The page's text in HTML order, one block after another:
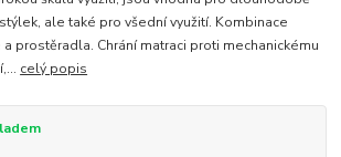
ale také pro všední využití. Kombinace
prostěradla. Chrání matraci proti mechanickému
celý popis